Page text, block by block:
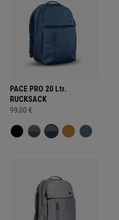
PACE PRO 20 Ltr.
RUCKSACK
99,00 €